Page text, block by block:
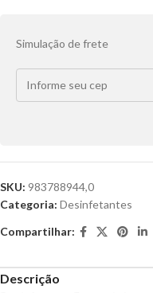
Simulação de frete
SKU: 983788944,0
Categoria: Desinfetantes
Compartilhar:
Descrição